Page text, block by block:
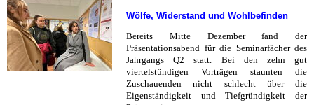
schwer
auf
Draht
Wölfe, Widerstand und Wohlbefinden
Bereits Mitte Dezember fand der
Präsentationsabend für die Seminarfächer des
Jahrgangs Q2 statt. Bei den zehn gut
viertelstündigen Vorträgen staunten die
Zuschauenden nicht schlecht über die
Eigenständigkeit und Tiefgründigkeit der